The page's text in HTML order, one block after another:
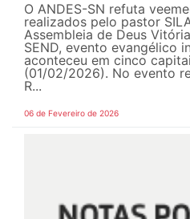
O ANDES-SN refuta
realizados pelo pastor
Assembleia de Deus
SEND, evento evangélico
aconteceu em cinco
(01/02/2026). No evento
R...
06 de Fevereiro de 2026